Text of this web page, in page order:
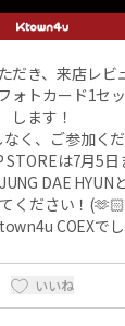
だき、来店レビ
ォトカード1セ
します！
く、ご参加く
STOREは7月5
DAE HYUN
ください！
COEXで
いいね